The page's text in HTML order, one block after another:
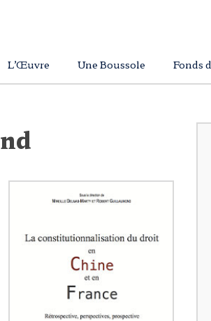
L’Œuvre Une Boussole Fonds